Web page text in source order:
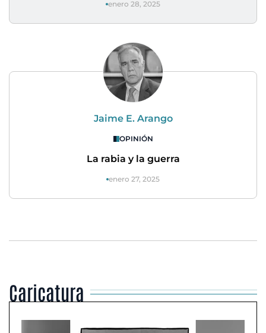
enero 28, 2025
Jaime E. Arango
OPINIÓN
La rabia y la guerra
enero 27, 2025
Caricatura